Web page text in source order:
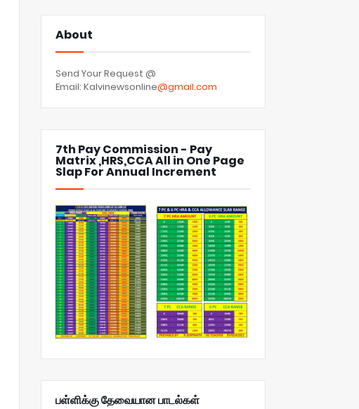
About
Send Your Request @
Email: Kalvinewsonline@gmail.com
7th Pay Commission - Pay
Matrix ,HRS,CCA All in One Page
Slap For Annual Increment
பள்ளிக்கு தேவையான பாடல்கள்